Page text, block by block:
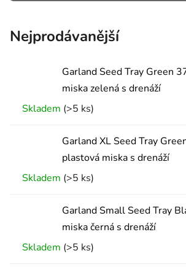
Nejprodávanější
Garland Seed Tray Green
miska zelená s drenáží
Skladem (>5 ks)
Garland XL Seed Tray
plastová miska s drenáží
Skladem (>5 ks)
Garland Small Seed Tray
miska černá s drenáží
Skladem (>5 ks)